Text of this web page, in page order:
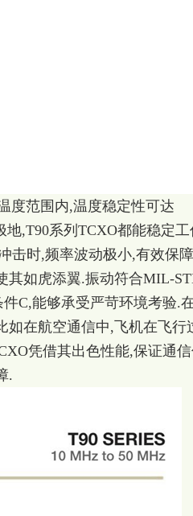
度范围内,温度稳定性可达
,T90系列TCXO都能稳定工
击时,频率波动极小,有效保
其如虎添翼.振动符合MIL-
件C,能够承受严苛环境考验.
如在航空通信中,飞机在飞行
凭借其出色性能,保证通
.